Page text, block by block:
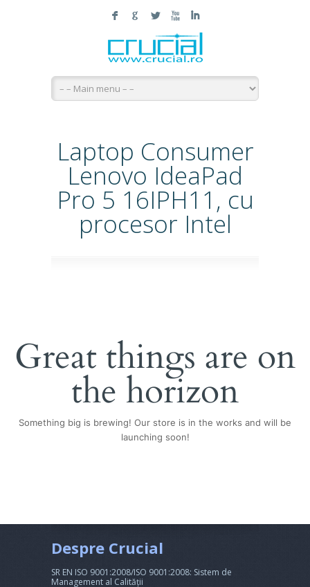
F G L X I
Laptop Consumer
Lenovo IdeaPad
Pro 5 16IPH11, cu
procesor Intel
Great things are on
the horizon
Something big is brewing! Our store is in the works and will be
launching soon!
Despre Crucial
SR EN ISO 9001:2008/ISO 9001:2008: Sistem de
Management al Calității